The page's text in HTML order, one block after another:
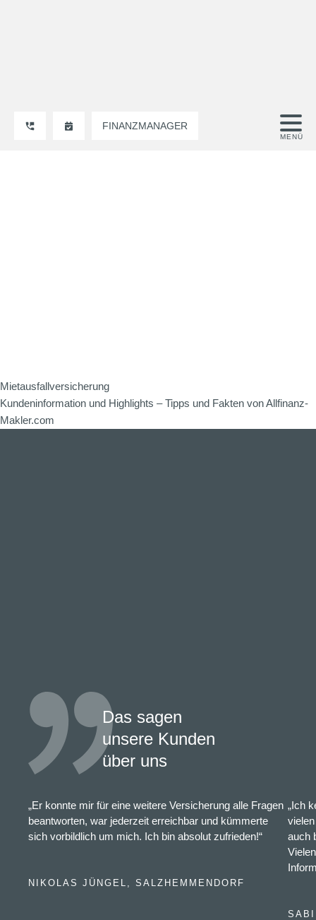
FINANZMANAGER
Mietausfallversicherung
Kundeninformation und Highlights – Tipps und Fakten von Allfinanz-
Makler.com
Das sagen
unsere Kunden
über uns
„Er konnte mir für eine weitere Versicherung alle Fragen
beantworten, war jederzeit erreichbar und kümmerte
sich vorbildlich um mich. Ich bin absolut zufrieden!“
NIKOLAS JÜNGEL, SALZHEMMENDORF
„Ich
auch